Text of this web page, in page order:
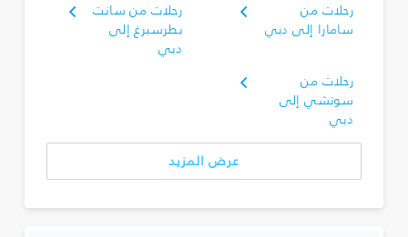
رحلات من
سامارا إلى دبي
رحلات من سانت
بطرسبرغ إلى
دبي
رحلات من
سوتشي إلى
دبي
عرض المزيد